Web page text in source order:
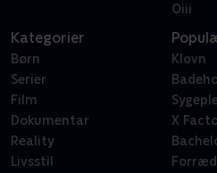
Oiii
Kategorier
Børn
Serier
Film
Dokumentar
Reality
Livsstil
Klovn
X